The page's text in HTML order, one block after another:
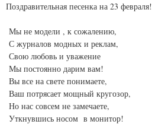
Поздравительная песенка на 23 февраля!
Мы не модели , к сожалению,
С журналов модных и реклам,
Свою любовь и уважение
Мы постоянно дарим вам!
Вы все на свете понимаете,
Ваш потрясает мощный кругозор,
Но нас совсем не замечаете,
Уткнувшись носом в монитор!